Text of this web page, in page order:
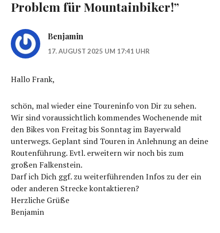
Problem für Mountainbiker!”
Benjamin
17. AUGUST 2025 UM 17:41 UHR
Hallo Frank,
schön, mal wieder eine Toureninfo von Dir zu sehen.
Wir sind voraussichtlich kommendes Wochenende mit
den Bikes von Freitag bis Sonntag im Bayerwald
unterwegs. Geplant sind Touren in Anlehnung an deine
Routenführung. Evtl. erweitern wir noch bis zum
großen Falkenstein.
Darf ich Dich ggf. zu weiterführenden Infos zu der ein
oder anderen Strecke kontaktieren?
Herzliche Grüße
Benjamin